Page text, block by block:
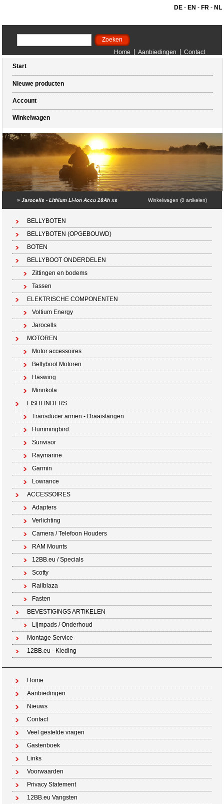
DE- EN - FR- NL
Home Aanbiedingen
Contact
Start
Nieuwe producten
Account
Winkelwagen
»Jarocells - Lithium Li-ion Accu 28Ah xs Winkelwagen (0 artikelen)
BELLYBOTEN
BELLYBOTEN (OPGEBOUWD)
BOTEN
BELLYBOOT ONDERDELEN
Zittingen en bodems
Tassen
ELEKTRISCHE COMPONENTEN
Voltium Energy
Jarocells
MOTOREN
Motor accessoires
Bellyboot Motoren
Haswing
Minnkota
FISHFINDERS
Transducer armen - Draaistangen
Hummingbird
Sunvisor
Raymarine
Garmin
Lowrance
ACCESSOIRES
Adapters
Verlichting
Camera / Telefoon Houders
RAM Mounts
12BB.eu / Specials
Scotty
Railblaza
Fasten
BEVESTIGINGS ARTIKELEN
Lijmpads / Onderhoud
Montage Service
12BB.eu - Kleding
Home
Aanbiedingen
Nieuws
Contact
Veel gestelde vragen
Gastenboek
Links
Voorwaarden
Privacy Statement
12BB.eu Vangsten